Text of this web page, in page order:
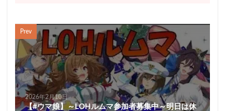
Prev
2026年2月10日
【#ウマ娘】～LOHルムマ参加者募集中～明日は休